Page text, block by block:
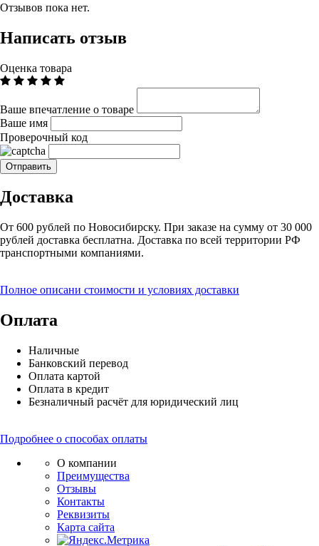
Отзывов пока нет.
Написать отзыв
Оценка товара
Ваше впечатление о товаре
Ваше имя
Проверочный код
Доставка
От 600 рублей по Новосибирску. При заказе на сумму от 30 000
рублей доставка бесплатна. Доставка по всей территории РФ
транспортными компаниями.
Полное описани стоимости и условиях доставки
Оплата
Наличные
Банковский перевод
Оплата картой
Оплата в кредит
Безналичный расчёт для юридический лиц
Подробнее о способах оплаты
О компании
Преимущества
Отзывы
Контакты
Реквизиты
Карта сайта